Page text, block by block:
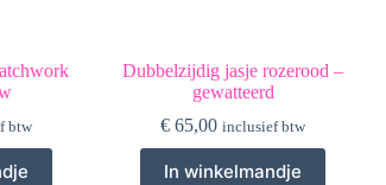
btw
Dubbelzijdig jasje rozerood –
gewatteerd
€ 65,00 inclusief btw
In winkelmandje